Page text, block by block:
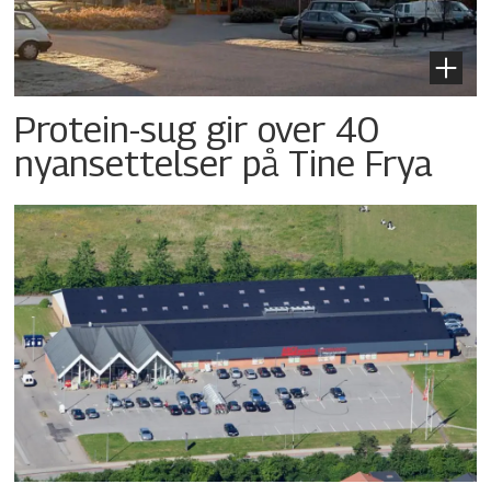
Protein-sug gir over 40
nyansettelser på Tine Frya